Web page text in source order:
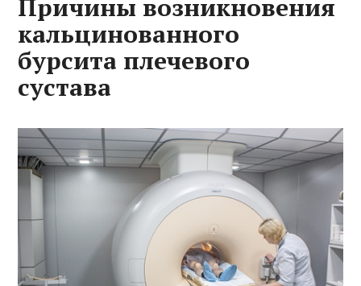
Причины возникновения
кальцинованного
бурсита плечевого
сустава